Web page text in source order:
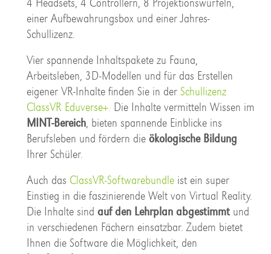
4 Headsets, 4 Controllern, 8 Projektionswürfeln,
einer Aufbewahrungsbox und einer Jahres-
Schullizenz.
Vier spannende Inhaltspakete zu Fauna,
Arbeitsleben, 3D-Modellen und für das Erstellen
eigener VR-Inhalte finden Sie in der Schullizenz
ClassVR Eduverse+. Die Inhalte vermitteln Wissen im
MINT-Bereich, bieten spannende Einblicke ins
Berufsleben und fördern die ökologische Bildung
Ihrer Schüler.
Auch das ClassVR-Softwarebundleist ein super
Einstieg in die faszinierende Welt von Virtual Reality.
Die Inhalte sind auf den Lehrplan abgestimmtund
in verschiedenen Fächern einsatzbar. Zudem bietet
Ihnen die Software die Möglichkeit, den